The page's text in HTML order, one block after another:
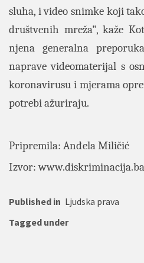
sluha, i video snimke koji
društvenih mreža", kaže
njena generalna
naprave videomaterijal s
koronavirusu i mjerama
potrebi ažuriraju.
Pripremila: Anđela Miličić
Izvor: www.diskriminacija.ba
Published in Ljudska prava
Tagged under